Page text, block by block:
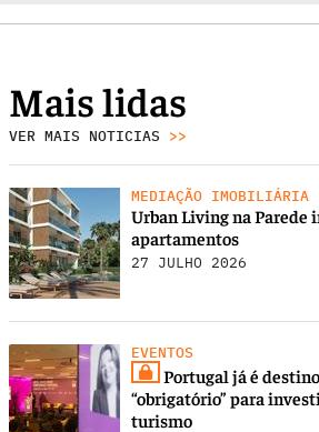
Mais lidas
VER MAIS NOTICIAS >>
MEDIAÇÃO IMOBILIÁRIA
Urban Living na Parede
apartamentos
27 JULHO 2026
EVENTOS
Portugal já é destino
“obrigatório” para
turismo